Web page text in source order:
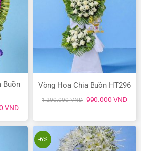
Buồn
VND.
VNDGiá
tại
là:
990.000 VND.
Vòng Hoa Chia Buồn HT296
1.200.000VND Giá
990.000 VNDGiá
-6%